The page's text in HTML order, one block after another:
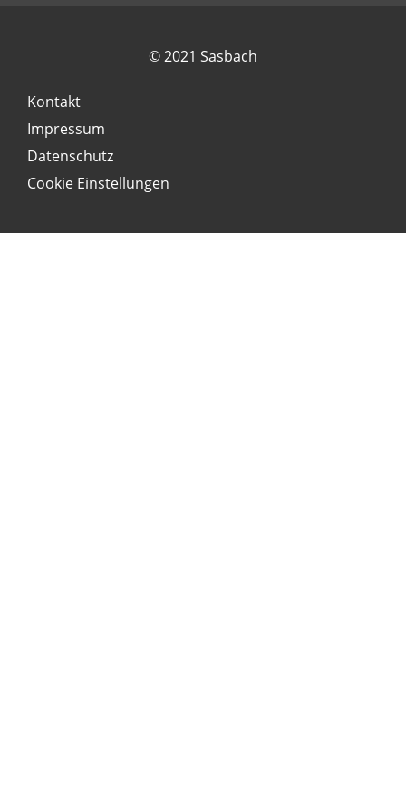
© 2021 Sasbach
Kontakt
Impressum
Datenschutz
Cookie Einstellungen